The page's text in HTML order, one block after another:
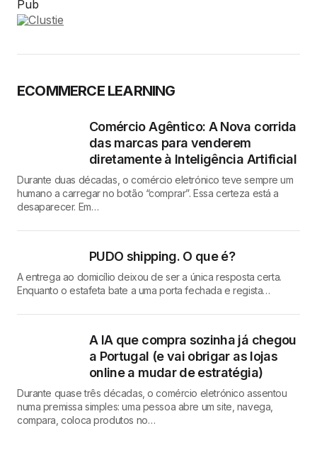
Pub
ECOMMERCE LEARNING
Comércio Agêntico: A Nova corrida
das marcas para venderem
diretamente à Inteligência Artificial
Durante duas décadas, o comércio eletrónico teve sempre um
humano a carregar no botão “comprar”. Essa certeza está a
desaparecer. Em…
PUDO shipping. O que é?
A entrega ao domicílio deixou de ser a única resposta certa.
Enquanto o estafeta bate a uma porta fechada e regista…
A IA que compra sozinha já chegou
a Portugal (e vai obrigar as lojas
online a mudar de estratégia)
Durante quase três décadas, o comércio eletrónico assentou
numa premissa simples: uma pessoa abre um site, navega,
compara, coloca produtos no…